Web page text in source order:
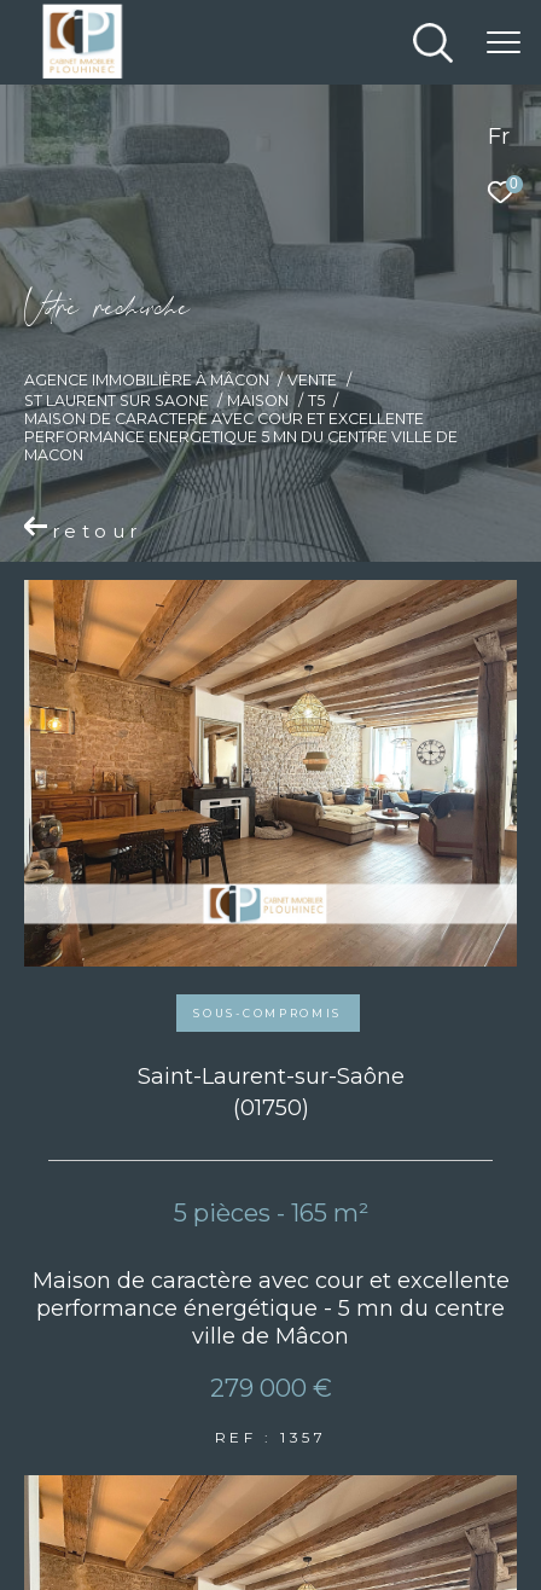
Fr
0
Vore recece
AGENCE IMMOBILIÈRE À MÂCON
VENTE
ST LAURENT SUR SAONE
MAISON
T5
MAISON DE CARACTERE AVEC COUR ET EXCELLENTE
PERFORMANCE ENERGETIQUE 5 MN DU CENTRE VILLE DE
MACON
retour
SOUS-COMPROMIS
Saint-Laurent-sur-Saône
(01750)
5 pièces - 165 m²
Maison de caractère avec cour et excellente
performance énergétique - 5 mn du centre
ville de Mâcon
279 000 €
REF : 1357